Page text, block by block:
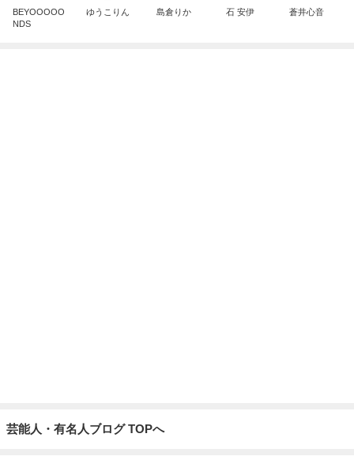
BEYOOOOO
NDS
ゆうこりん 島倉りか 石 安伊 蒼井心音
芸能人・有名人ブログ TOPへ